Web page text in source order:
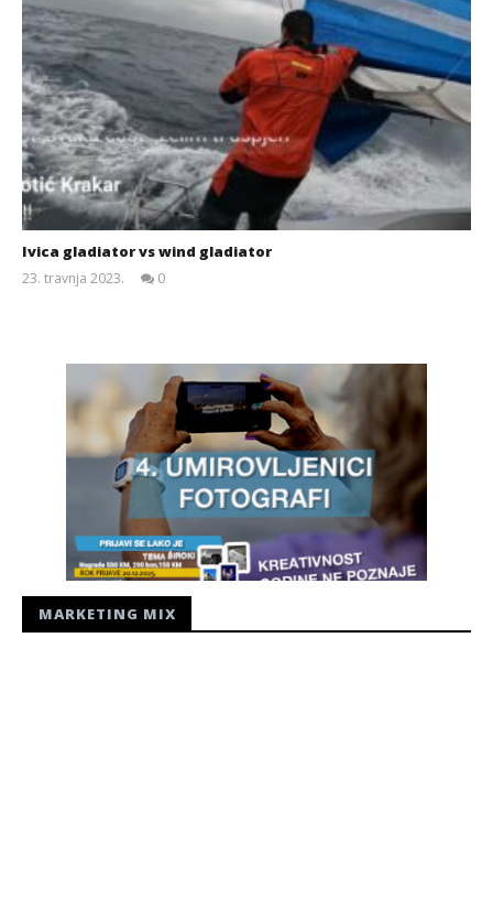
Ivica gladiator vs wind gladiator
23. travnja 2023.
0
MARKETING MIX